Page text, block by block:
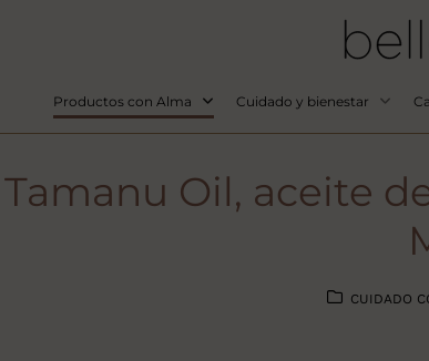
Productos con Alma Cuidado y bienestar
Tamanu Oil, aceite
CUIDADO